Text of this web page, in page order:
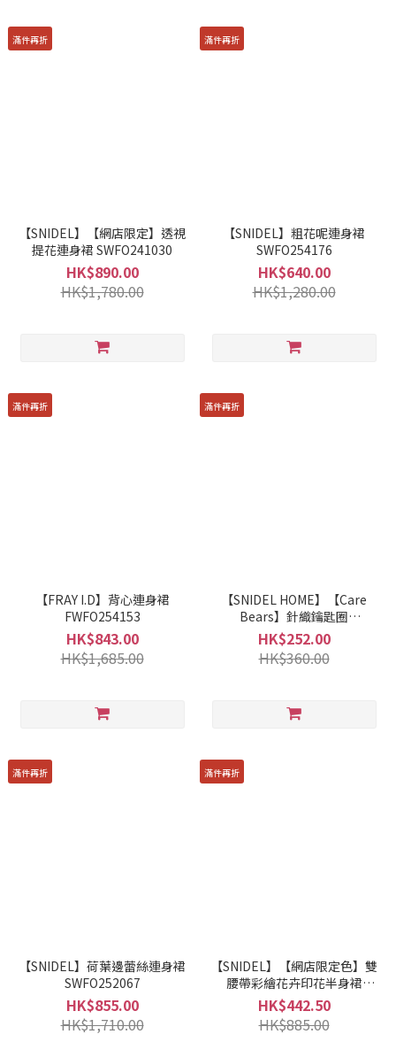
滿件再折
【SNIDEL】【網店限定】透視
提花連身裙 SWFO241030
HK$890.00
HK$1,780.00
滿件再折
【SNIDEL】粗花呢連身裙
SWFO254176
HK$640.00
HK$1,280.00
滿件再折
【FRAY I.D】背心連身裙
FWFO254153
HK$843.00
HK$1,685.00
滿件再折
【SNIDEL HOME】【Care
Bears】針織鑰匙圈
SHGG254246
HK$252.00
HK$360.00
滿件再折
【SNIDEL】荷葉邊蕾絲連身裙
SWFO252067
HK$855.00
HK$1,710.00
滿件再折
【SNIDEL】【網店限定色】雙
腰帶彩繪花卉印花半身裙
SWFS251204
HK$442.50
HK$885.00